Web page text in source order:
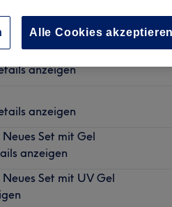
anzeigen
anzeigen
anzeigen
Set mit Gel
anzeigen
Set mit UV Gel
Alle Cookies